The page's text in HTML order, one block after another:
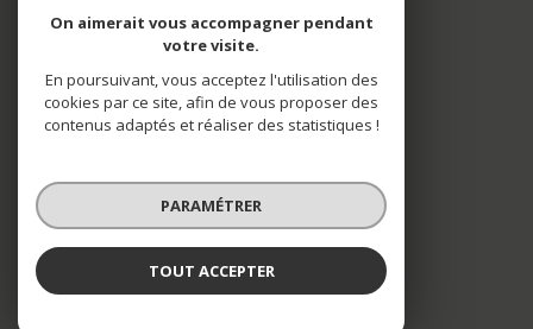
Cookies
© 2026 | Tous droits réservés
Réalisé par
On aimerait vous accompagner pendant
votre visite.
En poursuivant, vous acceptez l'utilisation des
cookies par ce site, afin de vous proposer des
contenus adaptés et réaliser des statistiques !
PARAMÉTRER
TOUT ACCEPTER